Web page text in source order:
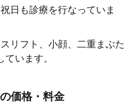
日も診療を行なっていま
リフト、小顔、二重まぶた
います。
価格・料金